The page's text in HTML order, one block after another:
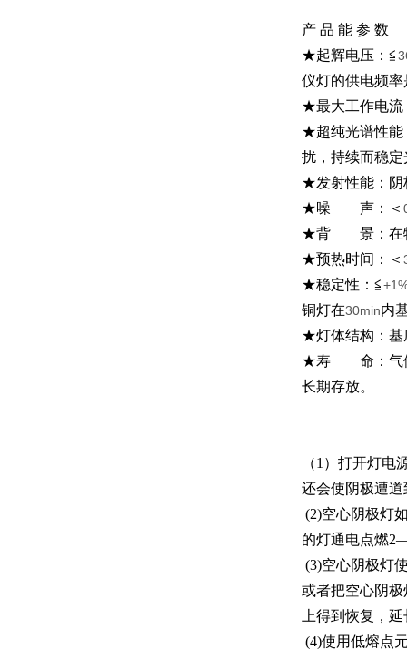
产 品 能 参 数
★起辉电压：≦
仪灯的供电频率
★最大工作电流
★超纯光谱性能
扰，持续而稳
★发射性能：阴
★噪 声：＜
★背 景：在特
★预热时间：＜
★稳定性：≦
铜灯在30min内
★灯体结构：基
★寿 命：气体
长期存放。
（1）打开灯
还会使阴极遭
(2)空心阴极灯
的灯通电点燃
(3)空心阴极灯
或者把空心阴
上得到恢复，
(4)使用低熔点